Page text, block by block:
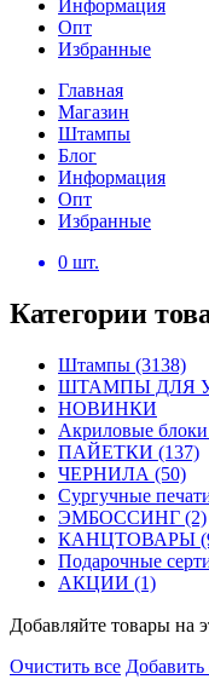
Информация
Опт
Избранные
Главная
Магазин
Штампы
Блог
Информация
Опт
Избранные
0 шт.
Категории
Штампы (3138)
ШТАМПЫ ДЛЯ
НОВИНКИ
Акриловые блоки
ПАЙЕТКИ (137)
ЧЕРНИЛА (50)
Сургучные
ЭМБОССИНГ (2)
КАНЦТОВАРЫ
Подарочные
АКЦИИ (1)
Добавляйте товары на
Очистить все